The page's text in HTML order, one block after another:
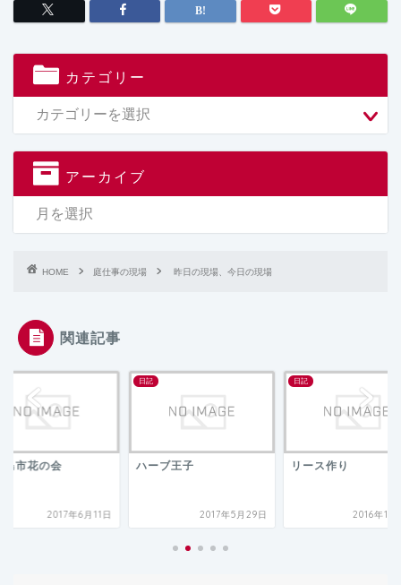
カテゴリー
アーカイブ
HOME 庭仕事の現場 昨日の現場、今日の現場
関連記事
島市花の会
2017年6月11日
日記
ハーブ王子
2017年5月29日
日記
リース作り
2016年11